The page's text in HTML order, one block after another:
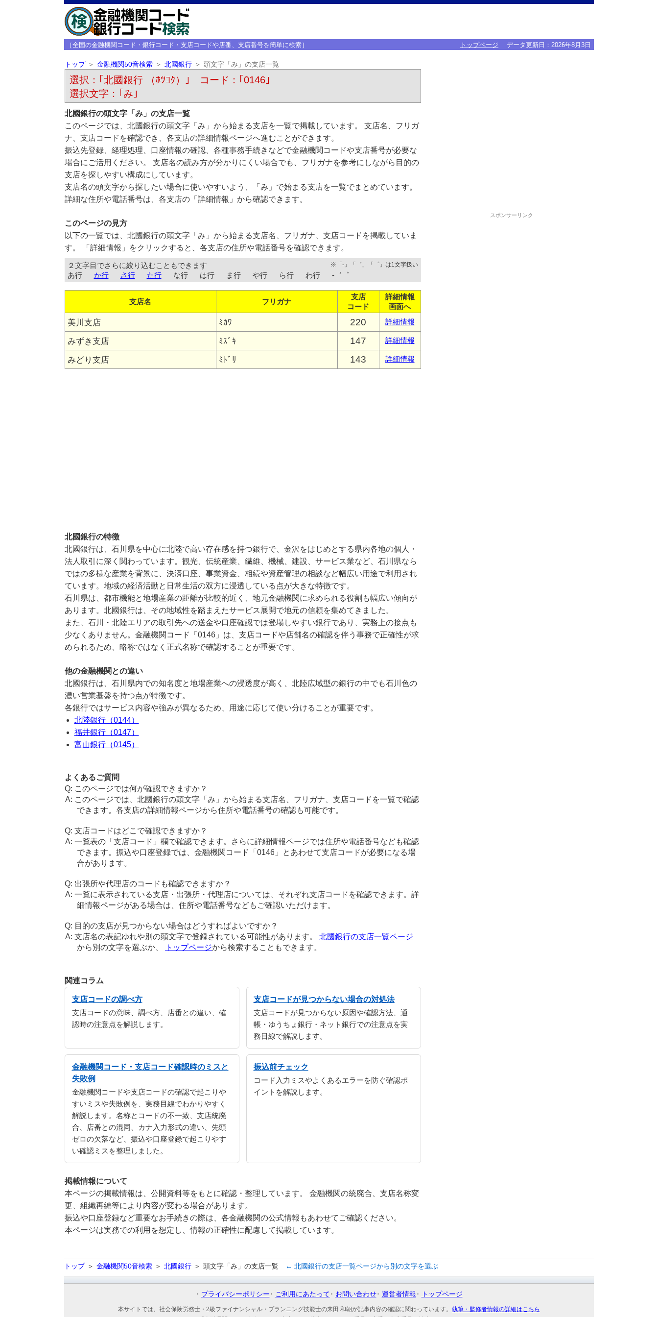
［全国の金融機関コード・銀行コード・支店コードや店番、支店番号を簡単に検索］ トップページ データ更新日： 2026年8月3日
トップ 金融機関50音検索 北國銀行 頭文字「み」の支店一覧
選択：｢北國銀行 （ﾎﾂｺｸ）｣ コード：｢0146｣
選択文字：｢み｣
北國銀行の頭文字「み」の支店一覧
このページでは、北國銀行の頭文字「み」から始まる支店を一覧で掲載しています。 支店名、フリガ
ナ、支店コードを確認でき、各支店の詳細情報ページへ進むことができます。
振込先登録、経理処理、口座情報の確認、各種事務手続きなどで金融機関コードや支店番号が必要な
場合にご活用ください。 支店名の読み方が分かりにくい場合でも、フリガナを参考にしながら目的の
支店を探しやすい構成にしています。
支店名の頭文字から探したい場合に使いやすいよう、「み」で始まる支店を一覧でまとめています。
詳細な住所や電話番号は、各支店の「詳細情報」から確認できます。
このページの見方
以下の一覧では、北國銀行の頭文字「み」から始まる支店名、フリガナ、支店コードを掲載していま
す。 「詳細情報」をクリックすると、各支店の住所や電話番号を確認できます。
２文字目でさらに絞り込むこともできます ※「-」「゛」「゜」は1文字扱い
あ行 か行 さ行 た行 な行 は行 ま行 や行 ら行 わ行 -゛゜
支店名 フリガナ
支店
コード
詳細情報
画面へ
美川支店 ﾐｶﾜ 220 詳細情報
みずき支店 ﾐｽﾞｷ 147 詳細情報
みどり支店 ﾐﾄﾞﾘ 143 詳細情報
北國銀行の特徴
北國銀行は、石川県を中心に北陸で高い存在感を持つ銀行で、金沢をはじめとする県内各地の個人・
法人取引に深く関わっています。観光、伝統産業、繊維、機械、建設、サービス業など、石川県なら
ではの多様な産業を背景に、決済口座、事業資金、相続や資産管理の相談など幅広い用途で利用され
ています。地域の経済活動と日常生活の双方に浸透している点が大きな特徴です。
石川県は、都市機能と地場産業の距離が比較的近く、地元金融機関に求められる役割も幅広い傾向が
あります。北國銀行は、その地域性を踏まえたサービス展開で地元の信頼を集めてきました。
また、石川・北陸エリアの取引先への送金や口座確認では登場しやすい銀行であり、実務上の接点も
少なくありません。金融機関コード「0146」は、支店コードや店舗名の確認を伴う事務で正確性が求
められるため、略称ではなく正式名称で確認することが重要です。
他の金融機関との違い
北國銀行は、石川県内での知名度と地場産業への浸透度が高く、北陸広域型の銀行の中でも石川色の
濃い営業基盤を持つ点が特徴です。
各銀行ではサービス内容や強みが異なるため、用途に応じて使い分けることが重要です。
北陸銀行（0144）
福井銀行（0147）
富山銀行（0145）
よくあるご質問
このページでは何が確認できますか？
このページでは、北國銀行の頭文字「み」から始まる支店名、フリガナ、支店コードを一覧で確認
できます。各支店の詳細情報ページから住所や電話番号の確認も可能です。
支店コードはどこで確認できますか？
一覧表の「支店コード」欄で確認できます。さらに詳細情報ページでは住所や電話番号なども確認
できます。振込や口座登録では、金融機関コード「0146」とあわせて支店コードが必要になる場
合があります。
出張所や代理店のコードも確認できますか？
一覧に表示されている支店・出張所・代理店については、それぞれ支店コードを確認できます。詳
細情報ページがある場合は、住所や電話番号などもご確認いただけます。
目的の支店が見つからない場合はどうすればよいですか？
支店名の表記ゆれや別の頭文字で登録されている可能性があります。北國銀行の支店一覧ページ
から別の文字を選ぶか、
トップページから検索することもできます。
関連コラム
支店コードの調べ方
支店コードの意味、調べ方、店番との違い、確
認時の注意点を解説します。
支店コードが見つからない場合の対処法
支店コードが見つからない原因や確認方法、通
帳・ゆうちょ銀行・ネット銀行での注意点を実
務目線で解説します。
金融機関コード・支店コード確認時のミスと
失敗例
金融機関コードや支店コードの確認で起こりや
すいミスや失敗例を、実務目線でわかりやすく
解説します。名称とコードの不一致、支店統廃
合、店番との混同、カナ入力形式の違い、先頭
ゼロの欠落など、振込や口座登録で起こりやす
い確認ミスを整理しました。
振込前チェック
コード入力ミスやよくあるエラーを防ぐ確認ポ
イントを解説します。
掲載情報について
本ページの掲載情報は、公開資料等をもとに確認・整理しています。 金融機関の統廃合、支店名称変
更、組織再編等により内容が変わる場合があります。
振込や口座登録など重要なお手続きの際は、各金融機関の公式情報もあわせてご確認ください。
本ページは実務での利用を想定し、情報の正確性に配慮して掲載しています。
スポンサーリンク
トップ 金融機関50音検索 北國銀行 頭文字「み」の支店一覧 ← 北國銀行の支店一覧ページから別の文字を選ぶ
プライバシーポリシー ご利用にあたって お問い合わせ 運営者情報 トップページ
本サイトでは、社会保険労務士・2級ファイナンシャル・プランニング技能士の来田 和朝が記事内容の確認に関わっています。 執筆・監修者情報の詳細はこちら